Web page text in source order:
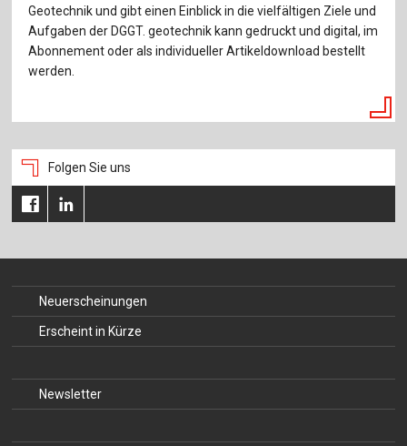
Geotechnik und gibt einen Einblick in die vielfältigen Ziele und
Aufgaben der DGGT. geotechnik kann gedruckt und digital, im
Abonnement oder als individueller Artikeldownload bestellt
werden.
Folgen Sie uns
Neuerscheinungen
Erscheint in Kürze
Newsletter